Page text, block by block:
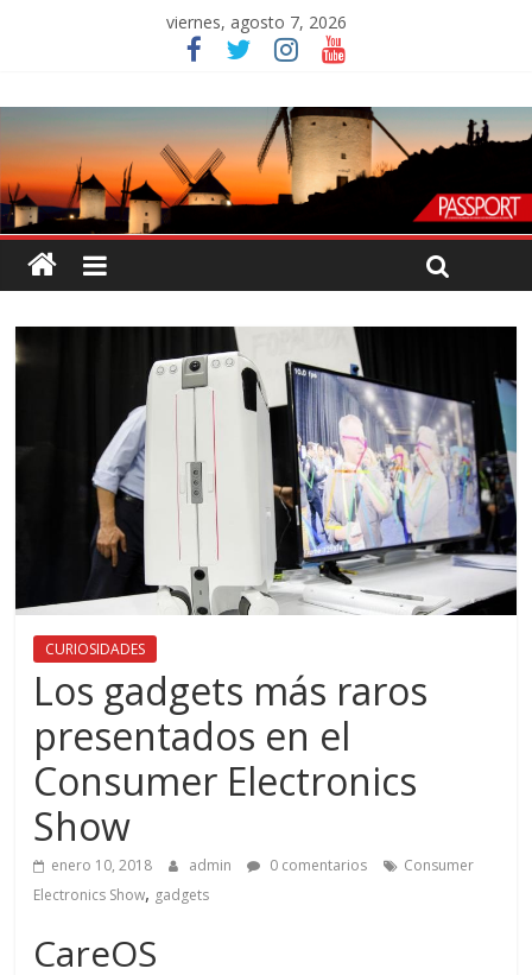
viernes, agosto 7, 2026
CURIOSIDADES
Los gadgets más raros
presentados en el
Consumer Electronics
Show
enero 10, 2018 admin 0 comentarios
Consumer
Electronics Show, gadgets
CareOS